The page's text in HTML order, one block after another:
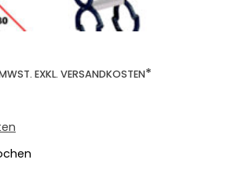
EXKL. VERSANDKOSTEN*